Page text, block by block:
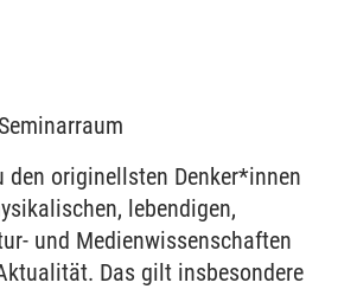
originellsten Denker*innen
lebendigen,
und Medienwissenschaften
Das gilt insbesondere